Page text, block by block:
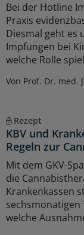
Bei der Hotline
Praxis
Diesmal geht es
Impfungen bei
welche Rolle
Von Prof. Dr. med.
Rezept
KBV und
Regeln zur
Mit dem GKV-
die
Krankenkassen
welche